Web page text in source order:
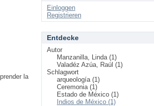
la
Einloggen
Registrieren
Entdecke
Autor
Manzanilla, Linda (1)
Valadéz Azúa, Raúl (1)
Schlagwort
arqueología (1)
Ceremonia (1)
Estado de México (1)
Indios de México (1)